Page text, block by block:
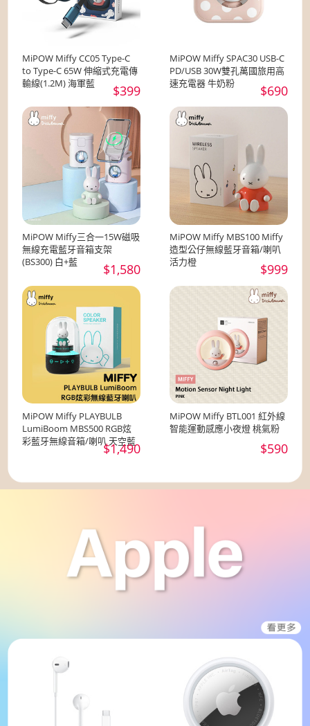
MiPOW Miffy CC05 Type-C
to Type-C 65W 伸縮式充電傳
輸線(1.2M) 海軍藍
$399
MiPOW Miffy SPAC30 USB-C
PD/USB 30W雙孔萬國旅用高
速充電器 牛奶粉
$690
MiPOW Miffy三合一15W磁吸
無線充電藍牙音箱支架
(BS300) 白+藍
$1,580
MiPOW Miffy MBS100 Miffy
造型公仔無線藍牙音箱/喇叭
活力橙
$999
MiPOW Miffy PLAYBULB
LumiBoom MBS500 RGB炫
彩藍牙無線音箱/喇叭 天空藍
$1,490
MiPOW Miffy BTL001 紅外線
智能運動感應小夜燈 桃氣粉
$590